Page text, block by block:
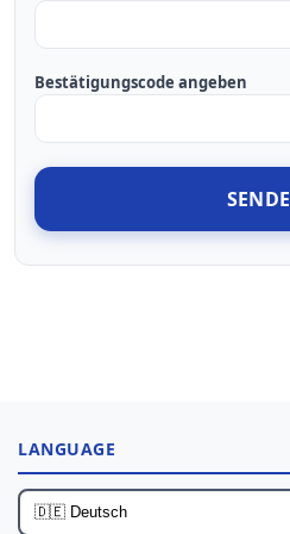
Bestätigungscode angeben
LANGUAGE